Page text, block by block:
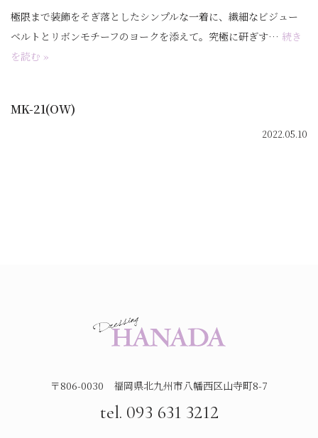
極限まで装飾をそぎ落としたシンプルな一着に、繊細なビジュー
ベルトとリボンモチーフのヨークを添えて。究極に研ぎす… 続き
を読む »
MK-21(OW)
2022.05.10
〒806-0030 福岡県北九州市八幡西区山寺町8-7
tel. 093 631 3212